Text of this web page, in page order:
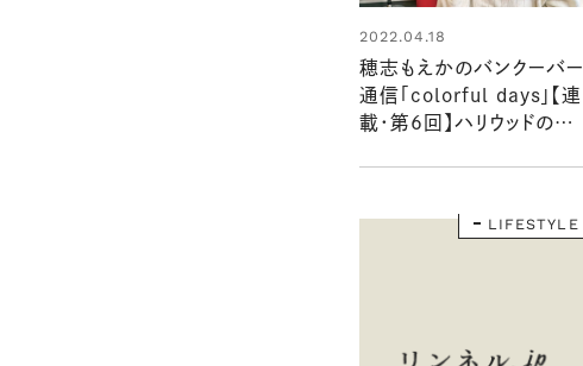
2022.04.18
穂志もえかのバンクーバー
通信「colorful days」【連
載・第6回】ハリウッドの撮
LIFESTYLE